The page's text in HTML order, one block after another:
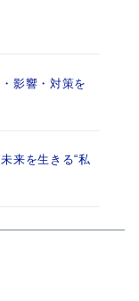
影響・対策を
来を生きる“私